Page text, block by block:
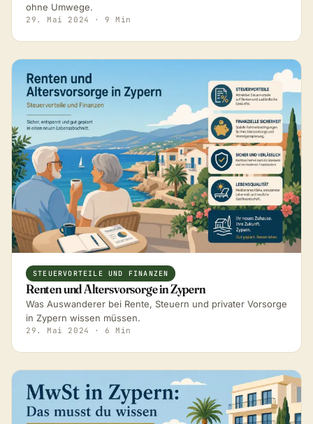
ohne Umwege.
29. Mai 2024 · 9 Min
STEUERVORTEILE UND FINANZEN
Renten und Altersvorsorge in Zypern
Was Auswanderer bei Rente, Steuern und privater Vorsorge
in Zypern wissen müssen.
29. Mai 2024 · 6 Min